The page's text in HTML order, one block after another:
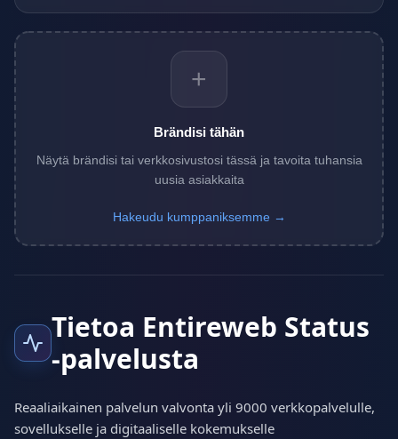
+
Brändisi tähän
Näytä brändisi tai verkkosivustosi tässä ja tavoita tuhansia
uusia asiakkaita
Hakeudu kumppaniksemme →
Tietoa Entireweb Status
-palvelusta
Reaaliaikainen palvelun valvonta yli 9000 verkkopalvelulle,
sovellukselle ja digitaaliselle kokemukselle